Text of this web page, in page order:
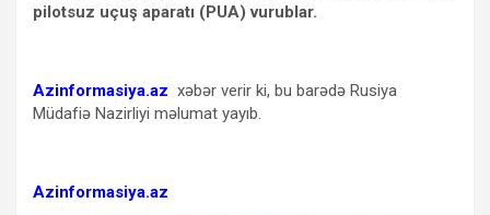
pilotsuz uçuş aparatı (PUA) vurublar.
Azinformasiya.az xəbər verir ki, bu barədə Rusiya
Müdafiə Nazirliyi məlumat yayıb.
Azinformasiya.az